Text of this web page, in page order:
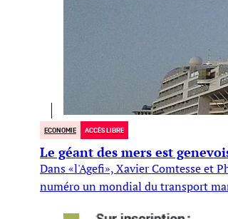
ECONOMIE ACCÈS LIBRE
Le géant des mers est
Dans «l'Agefi», Xavier Comtesse et
numéro un mondial du transport